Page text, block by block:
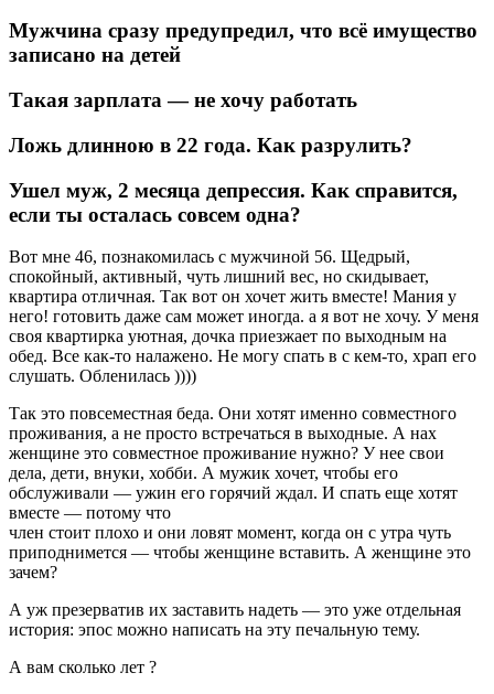
Мужчина сразу предупредил, что всё имущество
записано на детей
Такая зарплата — не хочу работать
Ложь длинною в 22 года. Как разрулить?
Ушел муж, 2 месяца депрессия. Как справится,
если ты осталась совсем одна?
Вот мне 46, познакомилась с мужчиной 56. Щедрый,
спокойный, активный, чуть лишний вес, но скидывает,
квартира отличная. Так вот он хочет жить вместе! Мания у
него! готовить даже сам может иногда. а я вот не хочу. У меня
своя квартирка уютная, дочка приезжает по выходным на
обед. Все как-то налажено. Не могу спать в с кем-то, храп его
слушать. Обленилась ))))
Так это повсеместная беда. Они хотят именно совместного
проживания, а не просто встречаться в выходные. А нах
женщине это совместное проживание нужно? У нее свои
дела, дети, внуки, хобби. А мужик хочет, чтобы его
обслуживали — ужин его горячий ждал. И спать еще хотят
вместе — потому что
член стоит плохо и они ловят момент, когда он с утра чуть
приподнимется — чтобы женщине вставить. А женщине это
зачем?
А уж презерватив их заставить надеть — это уже отдельная
история: эпос можно написать на эту печальную тему.
А вам сколько лет ?